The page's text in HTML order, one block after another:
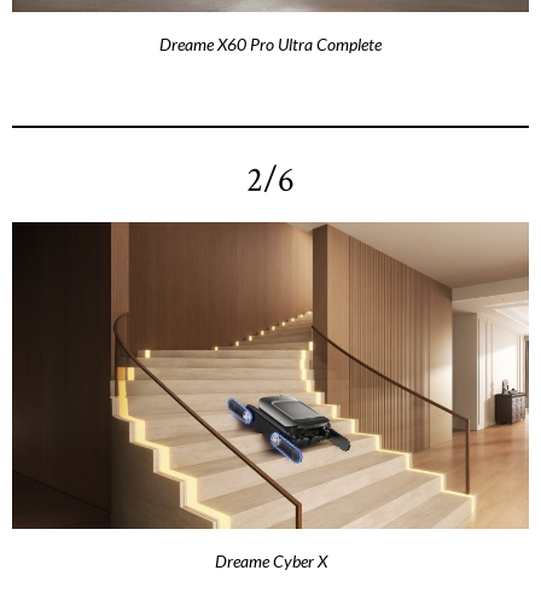
Dreame X60 Pro Ultra Complete
2/6
Dreame Cyber X